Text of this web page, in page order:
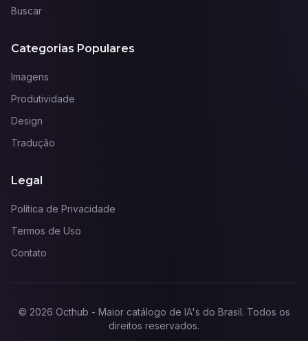
Buscar
Categorias Populares
Imagens
Produtividade
Design
Tradução
Legal
Política de Privacidade
Termos de Uso
Contato
© 2026 Octhub - Maior catálogo de IA's do Brasil. Todos os
direitos reservados.